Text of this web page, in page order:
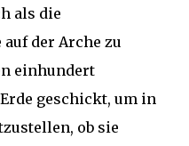
als die
der Arche zu
einhundert
geschickt, um in
ob sie